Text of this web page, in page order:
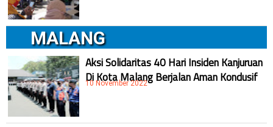
MALANG
Aksi Solidaritas 40 Hari Insiden Kanjuruan
Di Kota Malang Berjalan Aman Kondusif
10 November 2022